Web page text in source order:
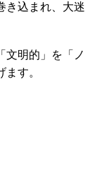
き込まれ、大迷
文明的」を「ノ
す。